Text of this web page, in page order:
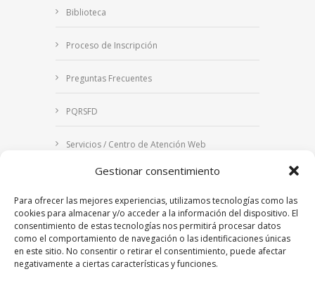
Gestionar consentimiento
Para ofrecer las mejores experiencias, utilizamos tecnologías como las
cookies para almacenar y/o acceder a la información del dispositivo. El
consentimiento de estas tecnologías nos permitirá procesar datos
como el comportamiento de navegación o las identificaciones únicas
en este sitio. No consentir o retirar el consentimiento, puede afectar
negativamente a ciertas características y funciones.
Biblioteca
Proceso de Inscripción
Preguntas Frecuentes
PQRSFD
Servicios / Centro de Atención Web
Correo Institucional
Notificaciones judiciales